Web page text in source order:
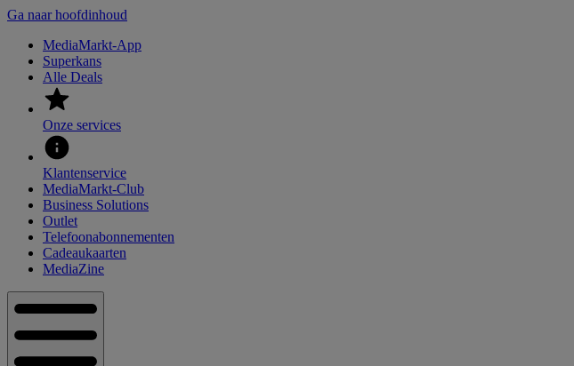
Ga naar hoofdinhoud
MediaMarkt-App
Superkans
Alle Deals
Onze services
Klantenservice
MediaMarkt-Club
Business Solutions
Outlet
Telefoonabonnementen
Cadeaukaarten
MediaZine